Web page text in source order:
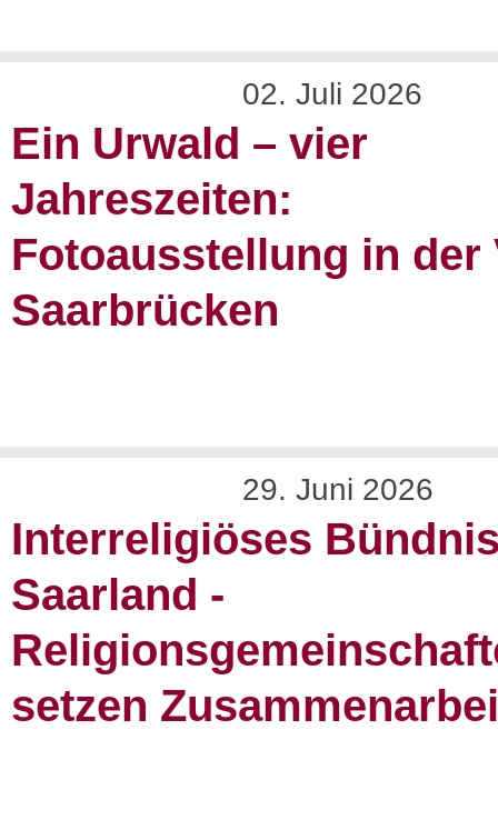
02. Juli 2026
Ein Urwald – vier
Jahreszeiten:
Fotoausstellung in der
Saarbrücken
29. Juni 2026
Interreligiöses
Saarland -
setzen